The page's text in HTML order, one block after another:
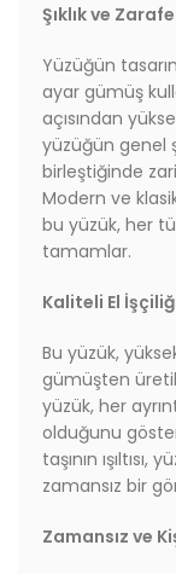
Şıklık ve
Yüzüğün
ayar gümüş
açısından
yüzüğün genel
birleştiğinde
Modern ve
bu yüzük, her
tamamlar.
Kaliteli El
Bu yüzük,
gümüşten
yüzük, her
olduğunu
taşının
zamansız bir
Zamansız ve